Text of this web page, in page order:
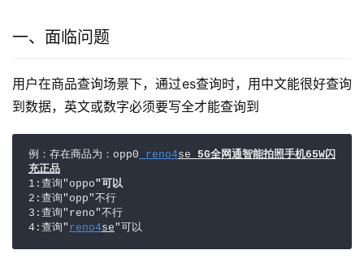
一、面临问题
用户在商品查询场景下，通过es查询时，用中文能很好查询
到数据，英文或数字必须要写全才能查询到
例：存在商品为：opp0 reno4se 5G全网通智能拍照手机65W闪
充正品
1:查询"oppo"可以
2:查询"opp"不行
3:查询"reno"不行
4:查询" reno4se "可以